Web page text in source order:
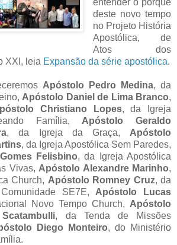
deste novo tempo
no Projeto História
Apostólica, de
Atos dos
XXI, leia Expansão da série apostólica.
Apóstolo Pedro Medina, da
Apóstolo Daniel de Lima Branco,
Christiano Lopes, da Igreja
Família, Apóstolo Geraldo
, da Igreja da Graça, Apóstolo
, da Igreja Apostólica Sem Paredes,
Felisbino, da Igreja Apostólica
Vivas, Apóstolo Alexandre Marinho,
Church, Apóstolo Romney Cruz, da
SE7E, Apóstolo Lucas
Novo Tempo Church, Apóstolo
, da Tenda de Missões
Diego Monteiro, do Ministério